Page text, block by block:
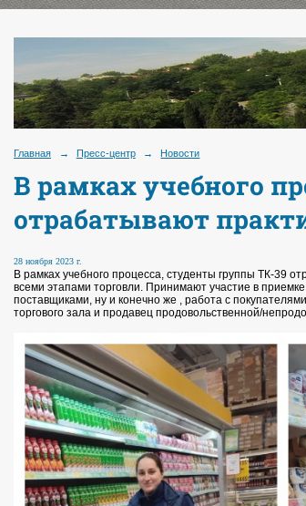
Главная → Пресс-центр → Новости
В рамках учебного
отрабатывают
28 ноября 2023 г.
В рамках учебного процесса, студенты группы ТК-39
всеми этапами торговли. Принимают участие в
поставщиками, ну и конечно же , работа с
торгового зала и продавец продовольственной/